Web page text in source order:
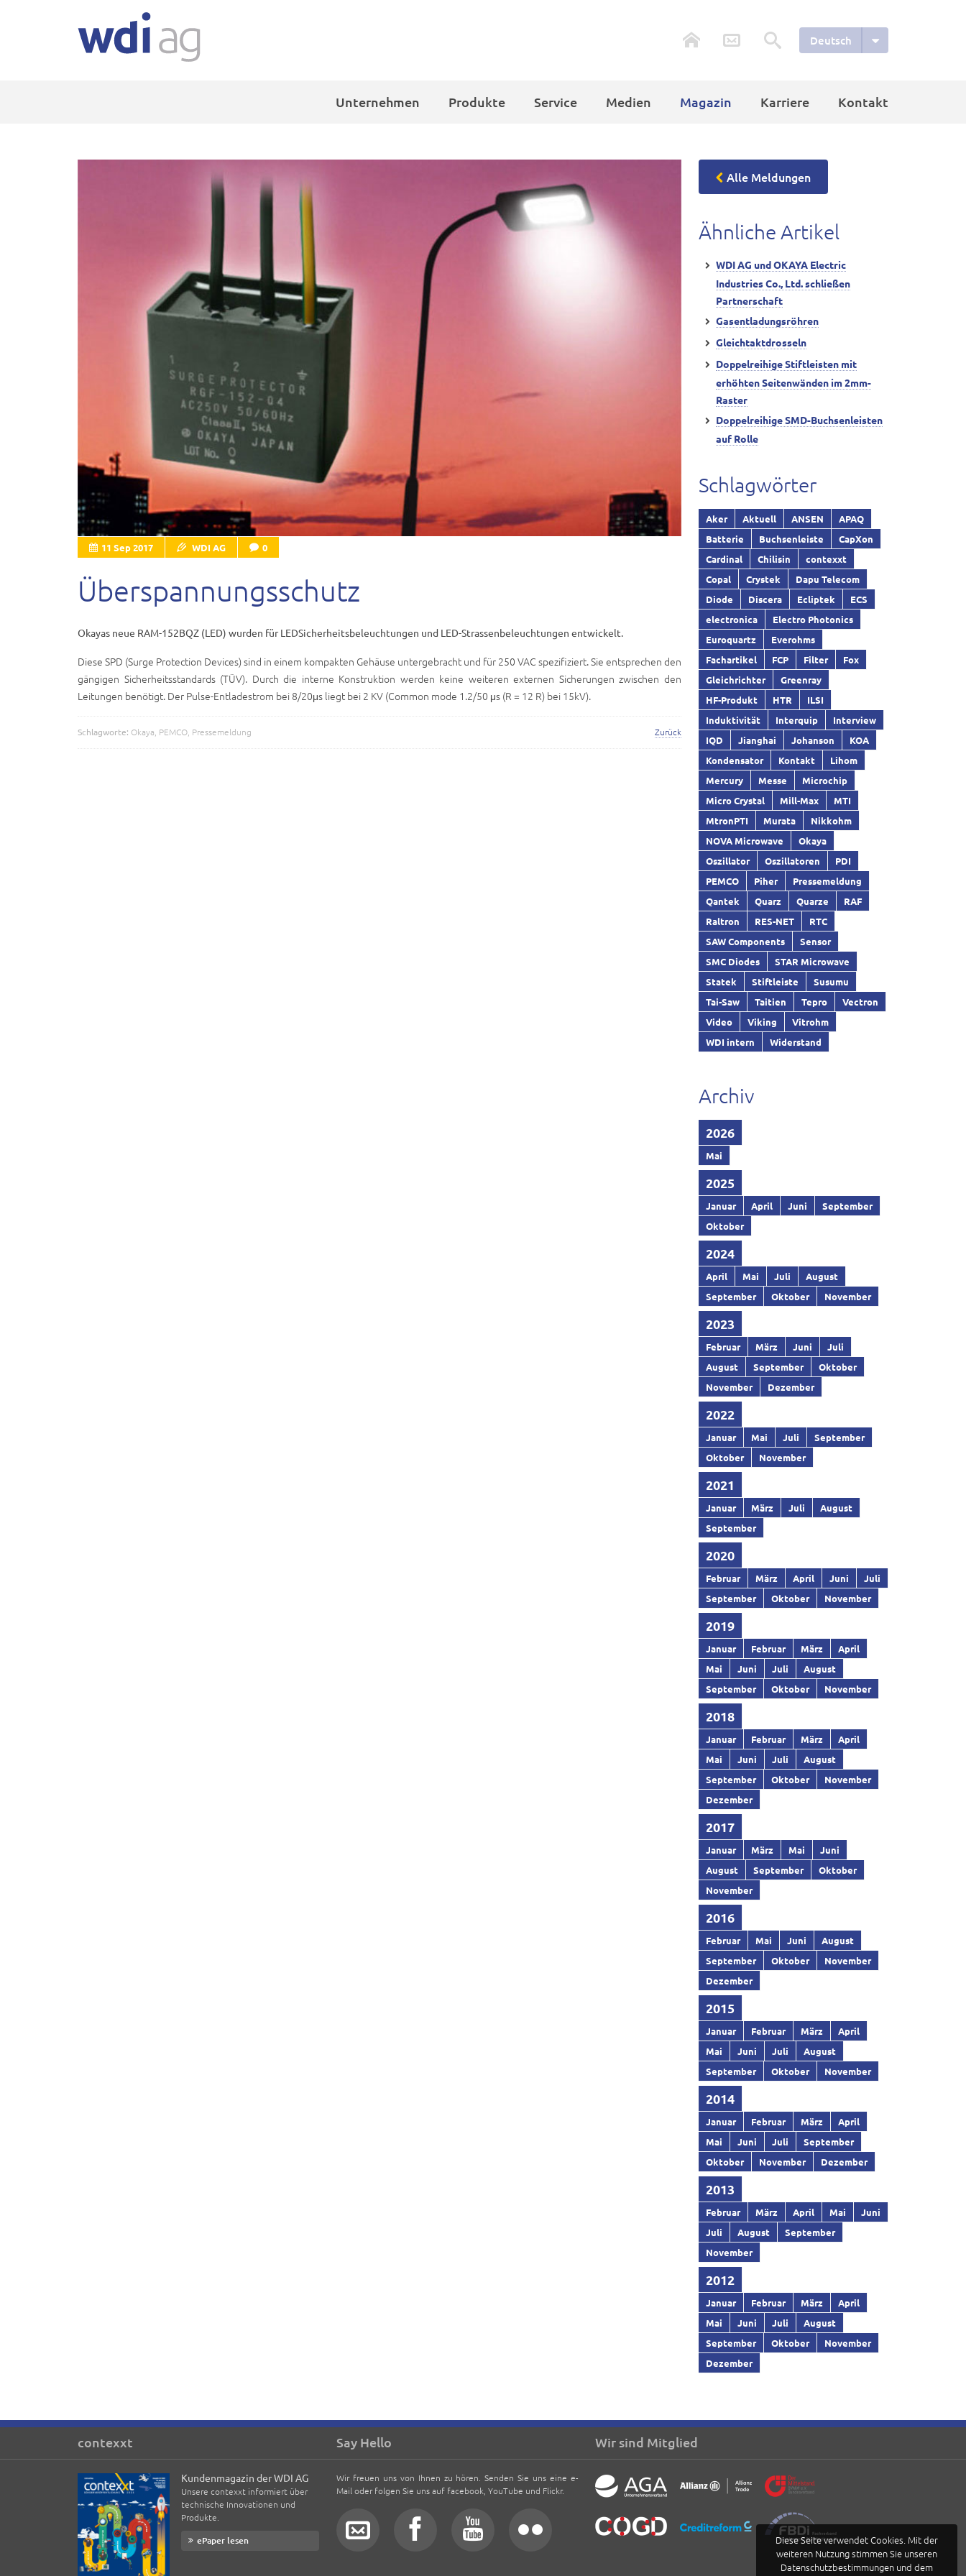
Deutsch
Unternehmen Produkte Service Medien Magazin Karriere Kontakt
11 Sep 2017 WDI AG 0
Überspannungsschutz
Okayas neue RAM-152BQZ (LED) wurden für LEDSicherheitsbeleuchtungen und LED-Strassenbeleuchtungen entwickelt.
Diese SPD (Surge Protection Devices) sind in einem kompakten Gehäuse untergebracht und für 250 VAC spezifiziert. Sie entsprechen den
gängigen Sicherheitsstandards (TÜV). Durch die interne Konstruktion werden keine weiteren externen Sicherungen zwischen den
Leitungen benötigt. Der Pulse-Entladestrom bei 8/20μs liegt bei 2 KV (Common mode 1.2/50 μs (R = 12 R) bei 15kV).
Schlagworte: Okaya PEMCO Pressemeldung Zurück
Alle Meldungen
Ähnliche Artikel
WDI AG und OKAYA Electric
Industries Co., Ltd. schließen
Partnerschaft
Gasentladungsröhren
Gleichtaktdrosseln
Doppelreihige Stiftleisten mit
erhöhten Seitenwänden im 2mm-
Raster
Doppelreihige SMD-Buchsenleisten
auf Rolle
Schlagwörter
Aker Aktuell ANSEN
APAQ
Batterie
Buchsenleiste
CapXon
Cardinal
Chilisin
contexxt
Copal
Crystek
Dapu Telecom
Diode
Discera Ecliptek
ECS
electronica
Electro Photonics
Euroquartz
Everohms
Fachartikel
FCP Filter
Fox
Gleichrichter
Greenray
HF-Produkt
HTR
ILSI
Induktivität
Interquip
Interview
IQD
Jianghai Johanson
KOA
Kondensator
Kontakt
Lihom
Mercury
Messe
Microchip
Micro Crystal
Mill-Max
MTI
MtronPTI
Murata
Nikkohm
NOVA Microwave
Okaya
Oszillator
Oszillatoren
PDI
PEMCO
Piher
Pressemeldung
Qantek
Quarz Quarze
RAF
Raltron
RES-NET
RTC
SAW Components
Sensor
SMC Diodes
STAR Microwave
Statek
Stiftleiste
Susumu
Tai-Saw
Taitien Tepro
Vectron
Video
Viking
Vitrohm
WDI intern
Widerstand
Archiv
2026
Mai
2025
Januar April Juni
September
Oktober
2024
April Mai Juli
August
September
Oktober November
2023
Februar März Juni
Juli
August
September
Oktober
November
Dezember
2022
Januar Mai Juli
September
Oktober
November
2021
Januar März Juli
August
September
2020
Februar März April Juni
Juli
September
Oktober November
2019
Januar Februar März
April
Mai
Juni Juli
August
September
Oktober November
2018
Januar Februar März
April
Mai
Juni Juli
August
September
Oktober
November
Dezember
2017
Januar März Mai
Juni
August
September
Oktober
November
2016
Februar Mai Juni
August
September
Oktober
November
Dezember
2015
Januar Februar März
April
Mai
Juni Juli
August
September
Oktober November
2014
Januar Februar März
April
Mai
Juni Juli
September
Oktober
November Dezember
2013
Februar März April Mai
Juni
Juli
August
September
November
2012
Januar Februar März
April
Mai
Juni Juli
August
September
Oktober
November
Dezember
contexxt
Kundenmagazin der WDI AG
Unsere contexxt informiert über
technische Innovationen und
Produkte.
ePaper lesen
Say Hello
Wir freuen uns von Ihnen zu hören. Senden Sie uns eine e-
Mail oder folgen Sie uns auf facebook, YouTube und Flickr.
Wir sind Mitglied
Diese Seite verwendet Cookies. Mit der
weiteren Nutzung stimmen Sie unseren
Datenschutzbestimmungen und dem